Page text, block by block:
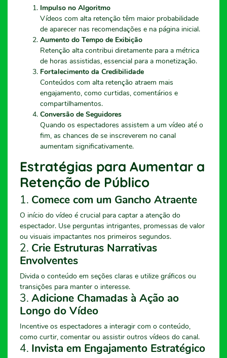
Impulso no Algoritmo
Vídeos com alta retenção têm maior probabilidade
de aparecer nas recomendações e na página inicial.
Aumento do Tempo de Exibição
Retenção alta contribui diretamente para a métrica
de horas assistidas, essencial para a monetização.
Fortalecimento da Credibilidade
Conteúdos com alta retenção atraem mais
engajamento, como curtidas, comentários e
compartilhamentos.
Conversão de Seguidores
Quando os espectadores assistem a um vídeo até o
fim, as chances de se inscreverem no canal
aumentam significativamente.
Estratégias para Aumentar a
Retenção de Público
1. Comece com um Gancho Atraente
O início do vídeo é crucial para captar a atenção do
espectador. Use perguntas intrigantes, promessas de valor
ou visuais impactantes nos primeiros segundos.
2. Crie Estruturas Narrativas
Envolventes
Divida o conteúdo em seções claras e utilize gráficos ou
transições para manter o interesse.
3. Adicione Chamadas à Ação ao
Longo do Vídeo
Incentive os espectadores a interagir com o conteúdo,
como curtir, comentar ou assistir outros vídeos do canal.
4. Invista em Engajamento Estratégico